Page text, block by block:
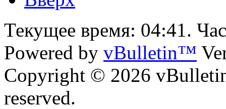
Текущее время: 04:41.
Powered by vBulletin™
Copyright © 2026
reserved.